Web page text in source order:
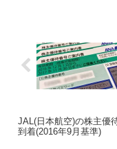
JAL(日本航空)の株主優
到着(2016年9月基準)